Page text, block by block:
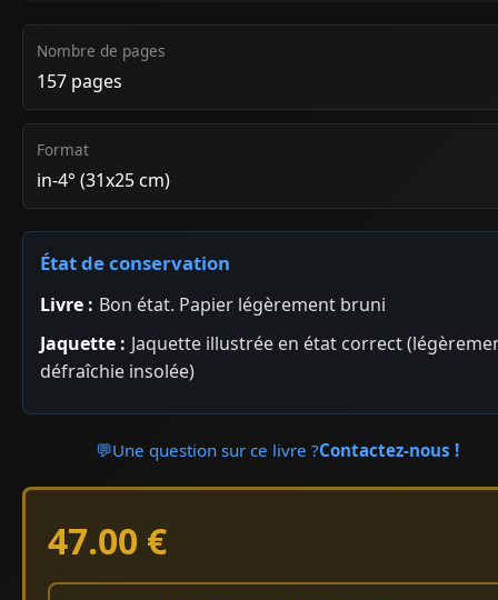
Nombre de pages
157 pages
Format
in-4° (31x25 cm)
État de conservation
Livre : Bon état. Papier légèrement bruni
Jaquette : Jaquette illustrée en état correct
défraîchie insolée)
💬Une question sur ce livre ?Contactez-nous !
47.00 €